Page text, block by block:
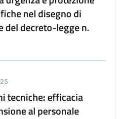
nel disegno di
del decreto-legge n.
tecniche: efficacia
al personale